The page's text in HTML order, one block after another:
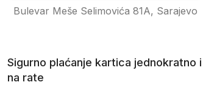
Bulevar Meše Selimovića 81A, Sarajevo
Sigurno plaćanje kartica jednokratno i
na rate